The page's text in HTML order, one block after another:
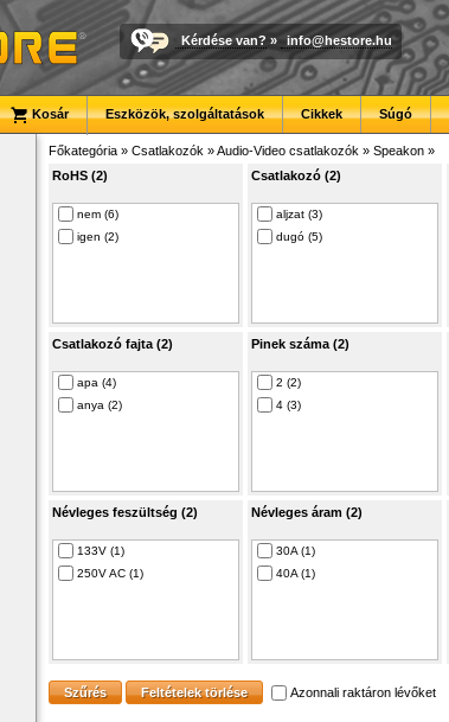
Kérdése van? » info@hestore.hu
Kosár Eszközök, szolgáltatások Cikkek Súgó
Főkategória » Csatlakozók »Audio-Video csatlakozók » Speakon »
RoHS (2)
nem (6)
igen (2)
Csatlakozó (2)
aljzat (3)
dugó (5)
Csatlakozó fajta (2)
apa (4)
anya (2)
Pinek száma (2)
2 (2)
4 (3)
Névleges feszültség (2)
133V (1)
250V AC (1)
Névleges áram (2)
30A (1)
40A (1)
Azonnali raktáron lévőket